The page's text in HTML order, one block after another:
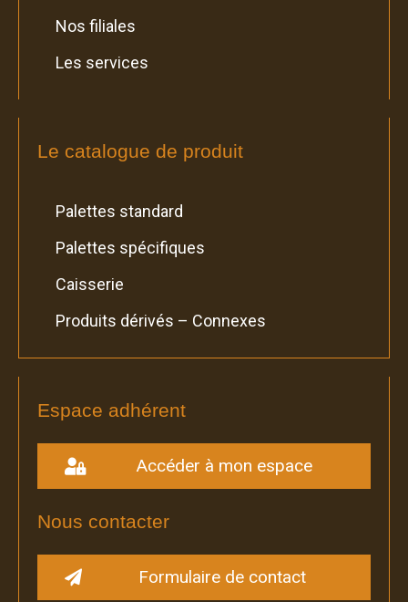
Nos filiales
Les services
Le catalogue de produit
Palettes standard
Palettes spécifiques
Caisserie
Produits dérivés – Connexes
Espace adhérent
Accéder à mon espace
Nous contacter
Formulaire de contact